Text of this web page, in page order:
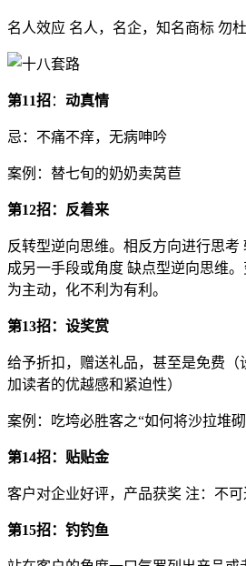
名人效应 名人，名企，知名商标 勿
第11招： 动真情
忌：不痛不痒，无病呻吟
案例：替七旬的奶奶卖莴苣
第12招：反着来
反转型逆向思维。相反方向进行思考
成另一手段或角度 缺点型逆向思维
为主动，化不利为有利。
第13招：设奖赏
给予折扣，赠送礼品，甚至是免费（
加读者的优越感和紧迫性）
案例：吃垮必胜客之“如何将沙拉堆
第14招：贴贴金
客户对企业好评，产品获奖 注：不
第15招：钓钓鱼